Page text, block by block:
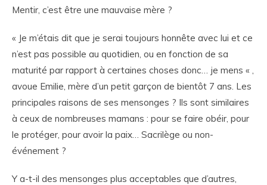
Mentir, c’est être une mauvaise mère ?
« Je m’étais dit que je serai toujours honnête avec lui et ce
n’est pas possible au quotidien, ou en fonction de sa
maturité par rapport à certaines choses donc… je mens « ,
avoue Emilie, mère d’un petit garçon de bientôt 7 ans. Les
principales raisons de ses mensonges ? Ils sont similaires
à ceux de nombreuses mamans : pour se faire obéir, pour
le protéger, pour avoir la paix… Sacrilège ou non-
événement ?
Y a-t-il des mensonges plus acceptables que d’autres,